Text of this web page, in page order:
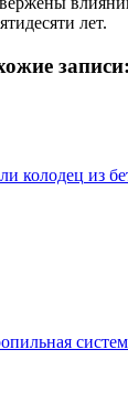
лет.
записи:
колодец из